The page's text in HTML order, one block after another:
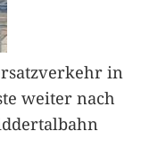
in
weiter nach